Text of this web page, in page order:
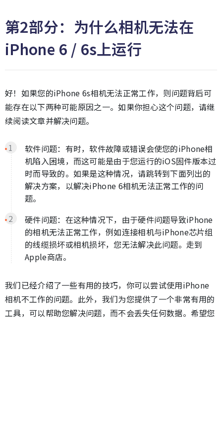
第2部分：为什么相机无法在
iPhone 6 / 6s上运行
好！如果您的iPhone 6s相机无法正常工作，则问题背后可
能存在以下两种可能原因之一。如果你担心这个问题，请继
续阅读文章并解决问题。
软件问题：有时，软件故障或错误会使您的iPhone相
机陷入困境，而这可能是由于您运行的iOS固件版本过
时而导致的。如果是这种情况，请跳转到下面列出的
解决方案，以解决iPhone 6相机无法正常工作的问
题。
硬件问题：在这种情况下，由于硬件问题导致iPhone
的相机无法正常工作，例如连接相机与iPhone芯片组
的线缆损坏或相机损坏，您无法解决此问题。走到
Apple商店。
我们已经介绍了一些有用的技巧，你可以尝试使用iPhone
相机不工作的问题。此外，我们为您提供了一个非常有用的
工具，可以帮助您解决问题，而不会丢失任何数据。希望您